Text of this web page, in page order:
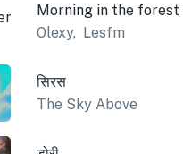
Morning in the forest
Olexy, Lesfm
सिरस
The Sky Above